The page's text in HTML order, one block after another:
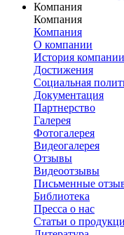
Компания
Компания
Компания
О компании
История компании
Достижения
Социальная
Документация
Партнерство
Галерея
Фотогалерея
Видеогалерея
Отзывы
Видеоотзывы
Письменные
Библиотека
Пресса о нас
Статьи о